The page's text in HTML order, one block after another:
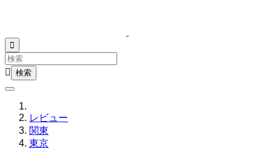


レビュー
関東
東京